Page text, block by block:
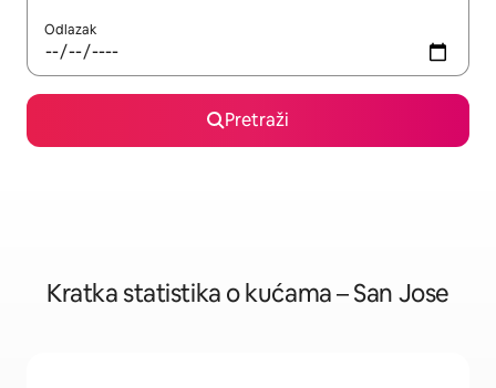
Odlazak
Pretraži
Kratka statistika o kućama – San Jose